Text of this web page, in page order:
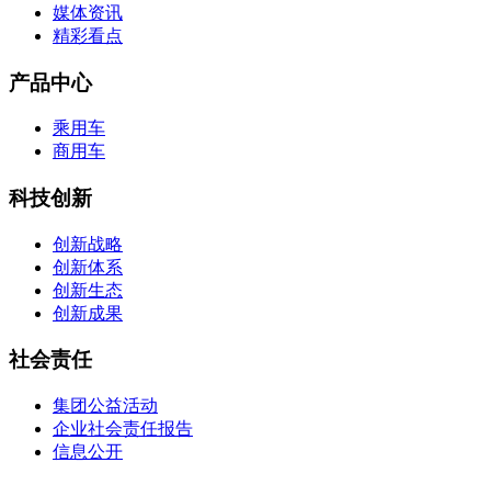
媒体资讯
精彩看点
产品中心
乘用车
商用车
科技创新
创新战略
创新体系
创新生态
创新成果
社会责任
集团公益活动
企业社会责任报告
信息公开